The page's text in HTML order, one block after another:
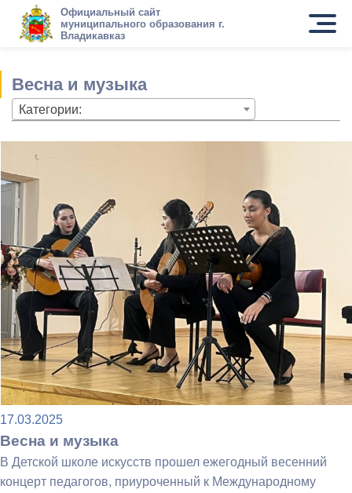
Официальный сайт
муниципального образования г.
Владикавказ
Весна и музыка
Категории:
17.03.2025
Весна и музыка
В Детской школе искусств прошел ежегодный весенний
концерт педагогов, приуроченный к Международному